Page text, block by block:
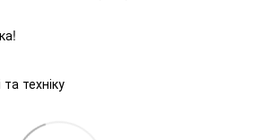
техніку